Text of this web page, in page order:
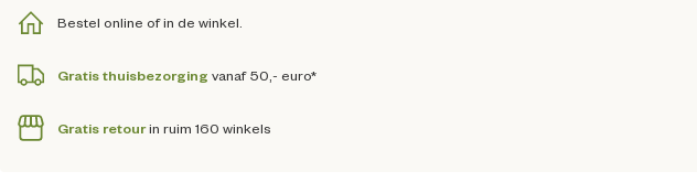
Bestel online of in de winkel.
Gratis thuisbezorging vanaf 50,- euro*
Gratis retourin ruim 160 winkels